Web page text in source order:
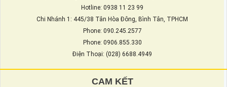
Hotline: 0938 11 23 99
Chi Nhánh 1: 445/38 Tân Hòa Đông, Bình Tân, TPHCM
Phone: 090.245.2577
Phone: 0906.855.330
Điện Thoại: (028) 6688.4949
CAM KẾT